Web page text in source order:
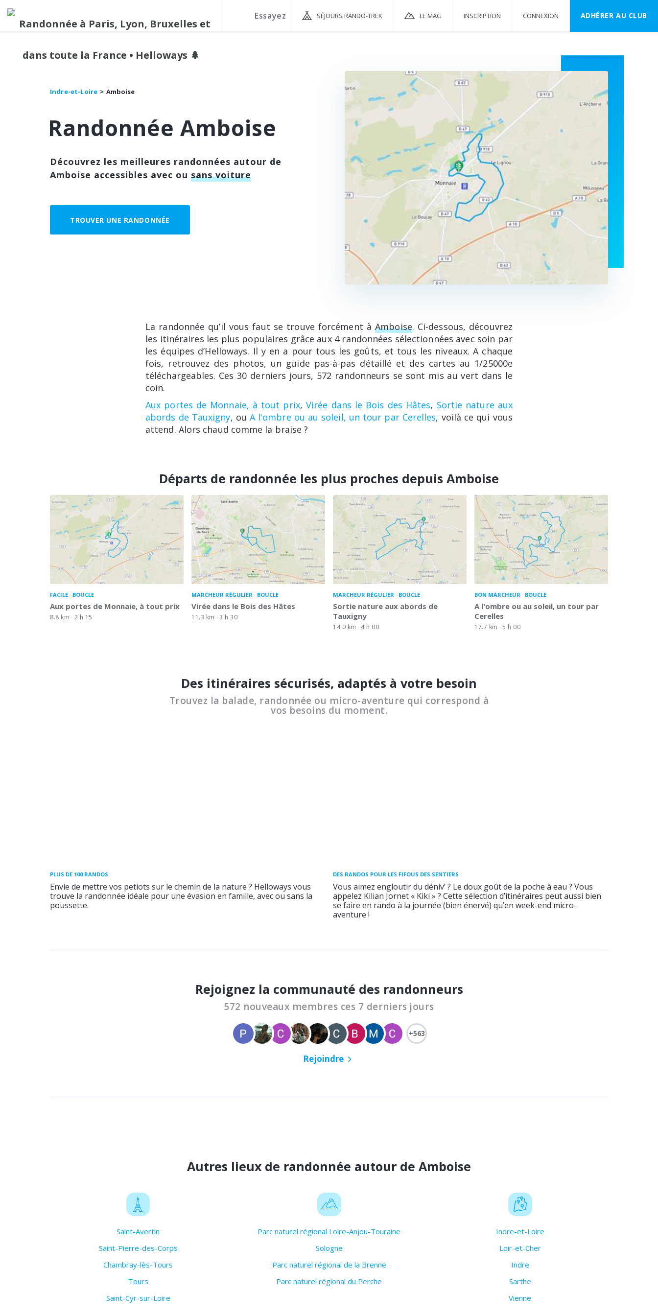
SÉJOURS RANDO-TREK LE MAG INSCRIPTION CONNEXION ADHÉRER AU CLUB
Indre-et-Loire Amboise
Randonnée Amboise
Découvrez les meilleures randonnées autour de
Amboise accessibles avec ou sans voiture
TROUVER UNE RANDONNÉE
La randonnée qu’il vous faut se trouve forcément àAmboise. Ci-dessous, découvrez
les itinéraires les plus populaires grâce aux 4 randonnées sélectionnées avec soin par
les équipes d’Helloways. Il y en a pour tous les goûts, et tous les niveaux. A chaque
fois, retrouvez des photos, un guide pas-à-pas détaillé et des cartes au 1/25000e
téléchargeables. Ces 30 derniers jours, 572 randonneurs se sont mis au vert dans le
coin.
Aux portes de Monnaie, à tout prix,Virée dans le Bois des Hâtes, Sortie nature aux
abords de Tauxigny, ou A l'ombre ou au soleil, un tour par Cerelles, voilà ce qui vous
attend. Alors chaud comme la braise ?
Départs de randonnée les plus proches depuis Amboise
FACILE BOUCLE
Aux portes de Monnaie, à tout prix
8.8 km 2 h 15
MARCHEUR RÉGULIER BOUCLE
Virée dans le Bois des Hâtes
11.3 km 3 h 30
MARCHEUR RÉGULIER BOUCLE
Sortie nature aux abords de
Tauxigny
14.0 km 4 h 00
BON MARCHEUR BOUCLE
A l'ombre ou au soleil, un tour par
Cerelles
17.7 km 5 h 00
Des itinéraires sécurisés, adaptés à votre besoin
Trouvez la balade, randonnée ou micro-aventure qui correspond à
vos besoins du moment.
PLUS DE 100 RANDOS
Envie de mettre vos petiots sur le chemin de la nature ? Helloways vous
trouve la randonnée idéale pour une évasion en famille, avec ou sans la
poussette.
DES RANDOS POUR LES FIFOUS DES SENTIERS
Vous aimez engloutir du déniv’ ? Le doux goût de la poche à eau ? Vous
appelez Kilian Jornet « Kiki » ? Cette sélection d’itinéraires peut aussi bien
se faire en rando à la journée (bien énervé) qu’en week-end micro-
aventure !
Rejoignez la communauté des randonneurs
572 nouveaux membres ces 7 derniers jours
+563
Rejoindre
Autres lieux de randonnée autour de Amboise
Saint-Avertin
Saint-Pierre-des-Corps
Chambray-lès-Tours
Tours
Saint-Cyr-sur-Loire
Parc naturel régional Loire-Anjou-Touraine
Sologne
Parc naturel régional de la Brenne
Parc naturel régional du Perche
Indre-et-Loire
Loir-et-Cher
Indre
Sarthe
Vienne